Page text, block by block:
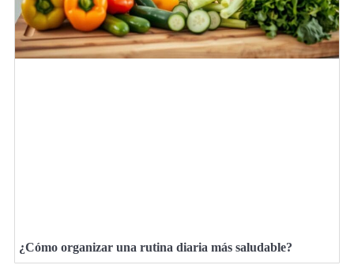
¿Cómo organizar una rutina diaria más saludable?